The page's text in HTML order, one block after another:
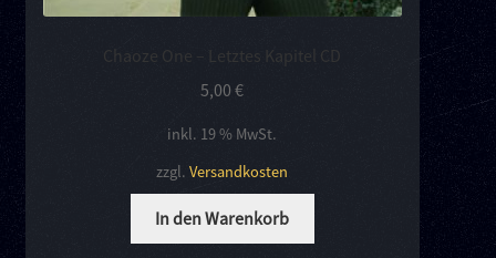
Chaoze One – Letztes Kapitel CD
5,00€
inkl. 19 % MwSt.
zzgl.Versandkosten
In den Warenkorb